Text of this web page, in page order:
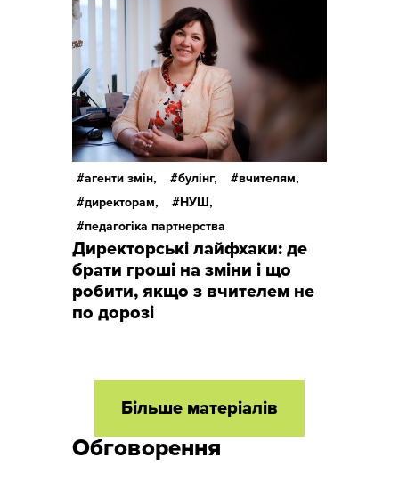
агенти змін, булінг,
вчителям,
директорам,
НУШ,
педагогіка партнерства
Директорські лайфхаки: де
брати гроші на зміни і що
робити, якщо з вчителем не
по дорозі
Більше матеріалів
Обговорення